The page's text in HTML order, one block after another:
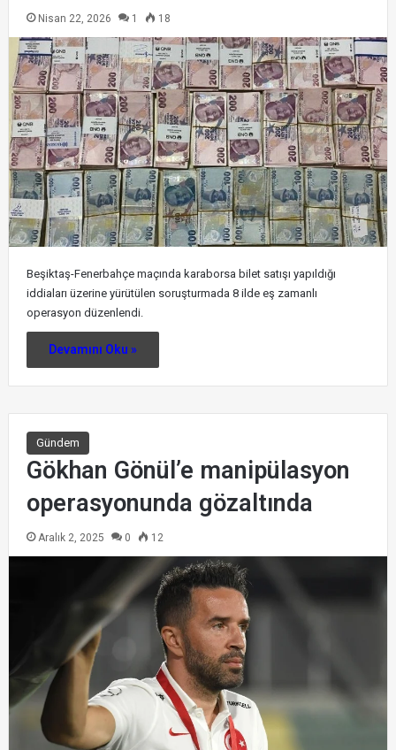
Nisan 22, 2026 1 18
Beşiktaş-Fenerbahçe maçında karaborsa bilet satışı yapıldığı
iddiaları üzerine yürütülen soruşturmada 8 ilde eş zamanlı
operasyon düzenlendi.
Devamını Oku »
Gündem
Gökhan Gönül’e manipülasyon
operasyonunda gözaltında
Aralık 2, 2025 0 12